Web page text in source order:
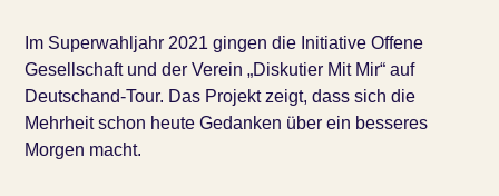
Im Superwahljahr 2021 gingen die Initiative Offene
Gesellschaft und der Verein „Diskutier Mit Mir“ auf
Deutschand-Tour. Das Projekt zeigt, dass sich die
Mehrheit schon heute Gedanken über ein besseres
Morgen macht.